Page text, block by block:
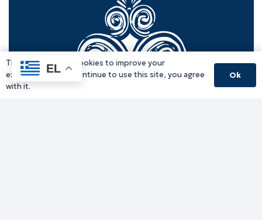
EL
This website uses cookies to improve your
experience. If you continue to use this site, you agree
with it.
Ok